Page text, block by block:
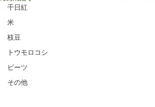
千日紅
米
枝豆
トウモロコシ
ビーツ
その他